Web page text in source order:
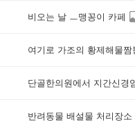
비오는 날 ㅡ맹꽁이 카페
여기로 가조의 황제해물짬
단골한의원에서 지간신경
반려동물 배설물 처리장소